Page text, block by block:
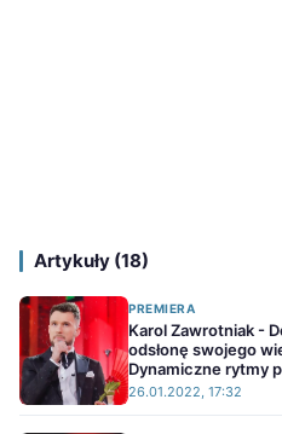
Artykuły (18)
PREMIERA
Karol Zawrotniak -
odsłonę swojego
Dynamiczne rytmy
26.01.2022, 17:32